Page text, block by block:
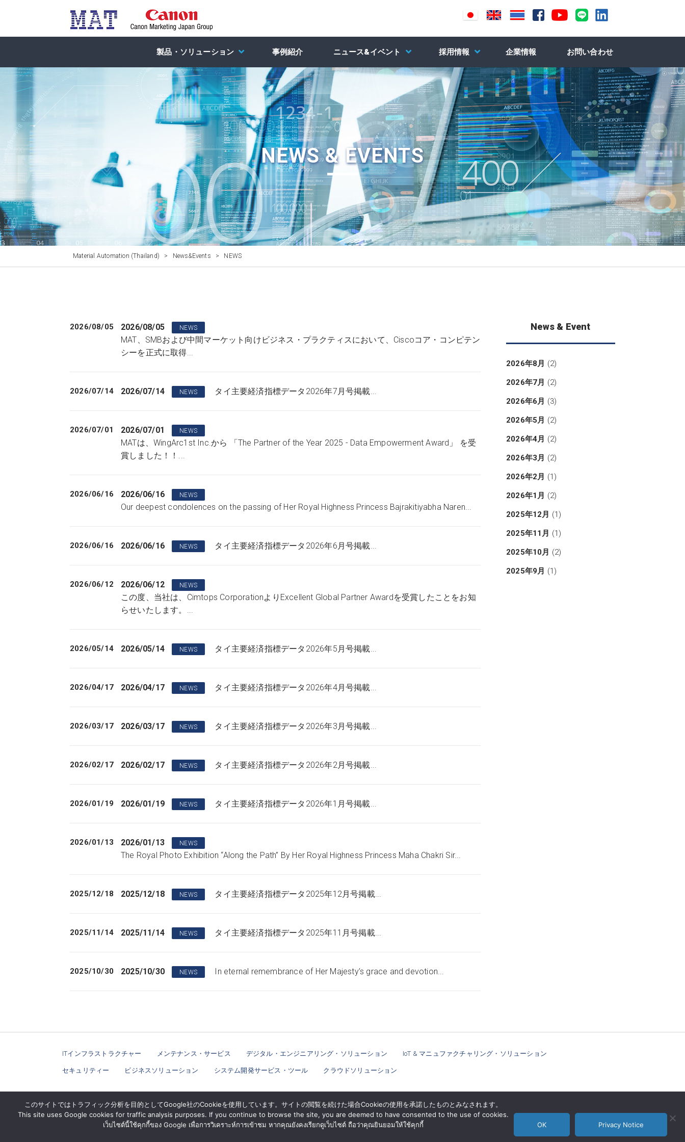
製品・ソリューション 事例紹介 ニュース&イベント 採用情報 企業情報 お問い合わせ
NEWS & EVENTS
Material Automation (Thailand) > News&Events > NEWS
2026/08/05 2026/08/05 NEWS
MAT、SMBおよび中間マーケット向けビジネス・プラクティスにおいて、Ciscoコア・コンピテン
シーを正式に取得...
2026/07/14 2026/07/14 NEWS タイ主要経済指標データ2026年7月号掲載...
2026/07/01 2026/07/01 NEWS
MATは、WingArc1st Inc.から 「The Partner of the Year 2025 - Data Empowerment Award」 を受
賞しました！！...
2026/06/16 2026/06/16 NEWS
Our deepest condolences on the passing of Her Royal Highness Princess Bajrakitiyabha Naren...
2026/06/16 2026/06/16 NEWS タイ主要経済指標データ2026年6月号掲載...
2026/06/12 2026/06/12 NEWS
この度、当社は、Cimtops CorporationよりExcellent Global Partner Awardを受賞したことをお知
らせいたします。...
2026/05/14 2026/05/14 NEWS タイ主要経済指標データ2026年5月号掲載...
2026/04/17 2026/04/17 NEWS タイ主要経済指標データ2026年4月号掲載...
2026/03/17 2026/03/17 NEWS タイ主要経済指標データ2026年3月号掲載...
2026/02/17 2026/02/17 NEWS タイ主要経済指標データ2026年2月号掲載...
2026/01/19 2026/01/19 NEWS タイ主要経済指標データ2026年1月号掲載...
2026/01/13 2026/01/13 NEWS
The Royal Photo Exhibition “Along the Path” By Her Royal Highness Princess Maha Chakri Sir...
2025/12/18 2025/12/18 NEWS タイ主要経済指標データ2025年12月号掲載...
2025/11/14 2025/11/14 NEWS タイ主要経済指標データ2025年11月号掲載...
2025/10/30 2025/10/30 NEWS In eternal remembrance of Her Majesty’s grace and devotion...
News & Event
2026年8月 (2)
2026年7月 (2)
2026年6月 (3)
2026年5月 (2)
2026年4月 (2)
2026年3月 (2)
2026年2月 (1)
2026年1月 (2)
2025年12月 (1)
2025年11月 (1)
2025年10月 (2)
2025年9月 (1)
ITインフラストラクチャー メンテナンス・サービス デジタル・エンジニアリング・ソリューション IoT & マニュファクチャリング・ソリューション
セキュリティー ビジネスソリューション システム開発サービス・ツール クラウドソリューション
ニュース 企業情報
このサイトではトラフィック分析を目的としてGoogle社のCookieを使用しています。サイトの閲覧を続けた場合Cookieの使用を承諾したものとみなされます。
This site uses Google cookies for traffic analysis purposes. If you continue to browse the site, you are deemed to have consented to the use of cookies.
เว็บไซต์นี้ใช้คุกกี้ของ Google เพื่อการวิเคราะห์การเข้าชม หากคุณยังคงเรียกดูเว็บไซต์ ถือว่าคุณยินยอมให้ใช้คุกกี้
OK Privacy Notice